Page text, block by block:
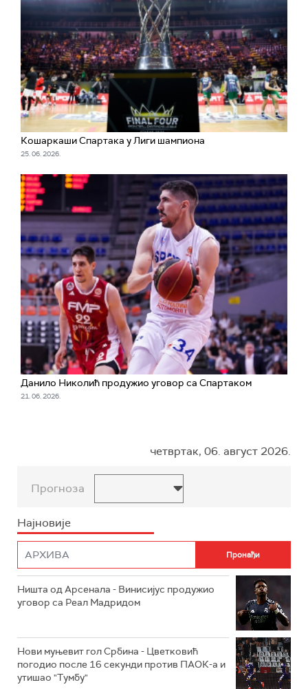
Кошаркаши Спартака у Лиги шампиона
25. 06. 2026.
Данило Николић продужио уговор са Спартаком
21. 06. 2026.
четвртак, 06. август 2026.
Прогноза
Најновије
Ништа од Арсенала - Винисијус продужио
уговор са Реал Мадридом
Нови муњевит гол Србина - Цветковић
погодио после 16 секунди против ПАОК-а и
утишао "Тумбу"